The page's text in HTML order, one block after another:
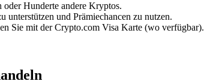
Hunderte andere Kryptos.
unterstützen und Prämiechancen zu nutzen.
Sie mit der Crypto.com Visa Karte (wo verfügbar).